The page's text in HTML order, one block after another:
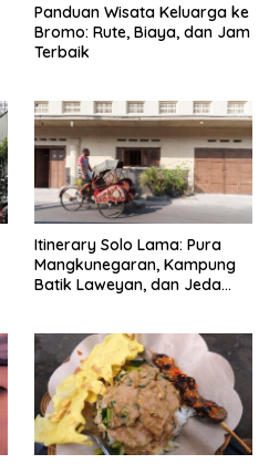
Panduan Wisata Keluarga ke
Bromo: Rute, Biaya, dan Jam
Terbaik
Itinerary Solo Lama: Pura
Mangkunegaran, Kampung
Batik Laweyan, dan Jeda